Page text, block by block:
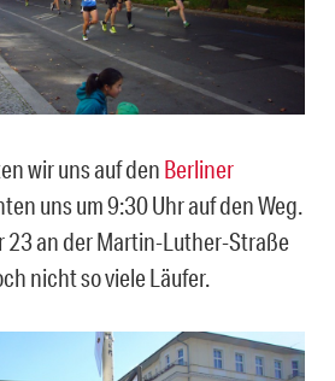
wir uns auf den Berliner
uns um 9:30 Uhr auf den Weg.
23 an der Martin-Luther-Straße
nicht so viele Läufer.